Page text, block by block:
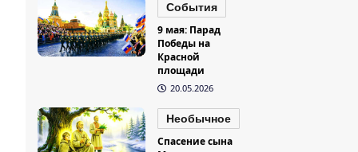
События
9 мая: Парад
Победы на
Красной
площади
20.05.2026
Необычное
Спасение сына